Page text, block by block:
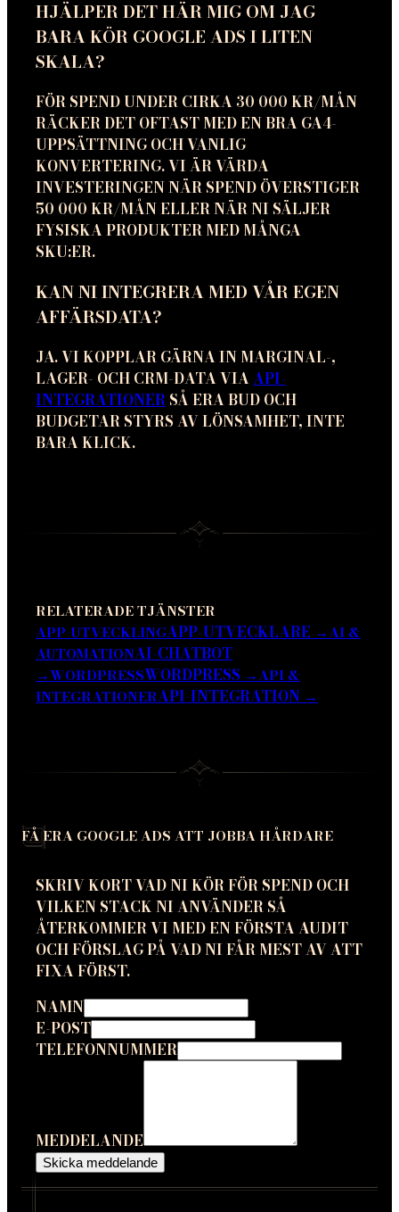
HJÄLPER DET HÄR MIG OM JAG
BARA KÖR GOOGLE ADS I LITEN
SKALA?
FÖR SPEND UNDER CIRKA 30 000 KR/MÅN
RÄCKER DET OFTAST MED EN BRA GA4-
UPPSÄTTNING OCH VANLIG
KONVERTERING. VI ÄR VÄRDA
INVESTERINGEN NÄR SPEND ÖVERSTIGER
50 000 KR/MÅN ELLER NÄR NI SÄLJER
FYSISKA PRODUKTER MED MÅNGA
SKU:ER.
KAN NI INTEGRERA MED VÅR EGEN
AFFÄRSDATA?
JA. VI KOPPLAR GÄRNA IN MARGINAL-,
LAGER- OCH CRM-DATA VIAAPI-
INTEGRATIONER SÅ ERA BUD OCH
BUDGETAR STYRS AV LÖNSAMHET, INTE
BARA KLICK.
RELATERADE TJÄNSTER
APP-UTVECKLINGAPP-UTVECKLARE →AI &
AUTOMATIONAI-CHATBOT
→WORDPRESSWORDPRESS →API &
INTEGRATIONERAPI-INTEGRATION →
FÅ ERA GOOGLE ADS ATT JOBBA HÅRDARE
SKRIV KORT VAD NI KÖR FÖR SPEND OCH
VILKEN STACK NI ANVÄNDER SÅ
ÅTERKOMMER VI MED EN FÖRSTA AUDIT
OCH FÖRSLAG PÅ VAD NI FÅR MEST AV ATT
FIXA FÖRST.
NAMN
E-POST
TELEFONNUMMER
MEDDELANDE
Skicka meddelande